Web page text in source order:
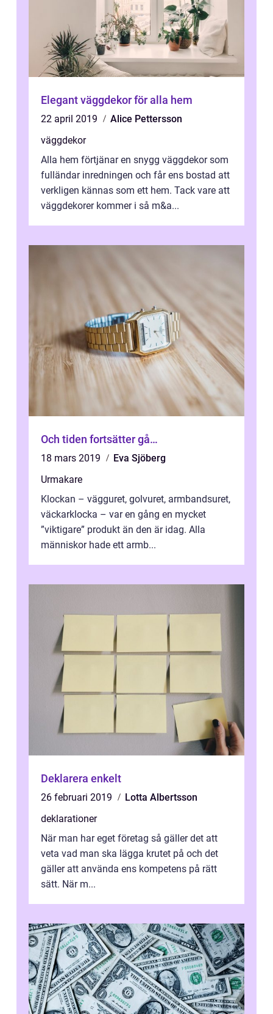
Elegant väggdekor för alla hem
22 april 2019
Alice Pettersson
väggdekor
Alla hem förtjänar en snygg väggdekor som
fulländar inredningen och får ens bostad att
verkligen kännas som ett hem. Tack vare att
väggdekorer kommer i så m&a...
Och tiden fortsätter gå…
18 mars 2019
Eva Sjöberg
Urmakare
Klockan – vägguret, golvuret, armbandsuret,
väckarklocka – var en gång en mycket
”viktigare” produkt än den är idag. Alla
människor hade ett armb...
Deklarera enkelt
26 februari 2019
Lotta Albertsson
deklarationer
När man har eget företag så gäller det att
veta vad man ska lägga krutet på och det
gäller att använda ens kompetens på rätt
sätt. När m...